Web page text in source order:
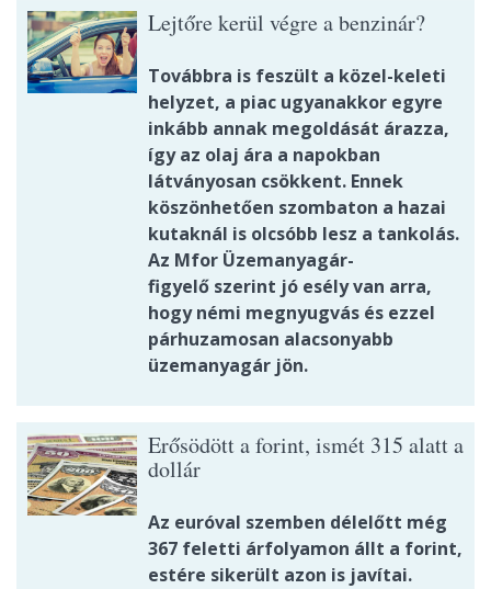
Lejtőre kerül végre a benzinár?
Továbbra is feszült a közel-keleti
helyzet, a piac ugyanakkor egyre
inkább annak megoldását árazza,
így az olaj ára a napokban
látványosan csökkent. Ennek
köszönhetően szombaton a hazai
kutaknál is olcsóbb lesz a tankolás.
Az Mfor Üzemanyagár-
figyelő szerint jó esély van arra,
hogy némi megnyugvás és ezzel
párhuzamosan alacsonyabb
üzemanyagár jön.
Erősödött a forint, ismét 315 alatt a
dollár
Az euróval szemben délelőtt még
367 feletti árfolyamon állt a forint,
estére sikerült azon is javítai.